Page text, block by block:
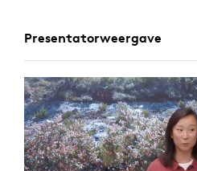
Presentatorweergave